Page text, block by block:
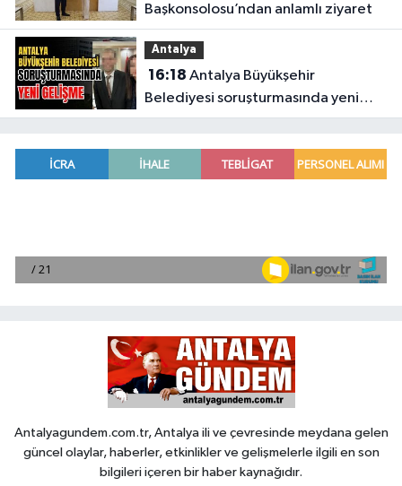
Başkonsolosu’ndan anlamlı ziyaret
Antalya
16:18
Belediyesi soruşturmasında yeni
gelişme
Antalyagundem.com.tr, Antalya ili ve çevresinde meydana gelen
güncel olaylar, haberler, etkinlikler ve gelişmelerle ilgili en son
bilgileri içeren bir haber kaynağıdır.